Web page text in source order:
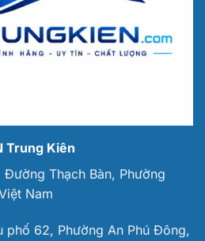
Trung Kiên
Thạch Bàn, Phường
Nam
phố 62, Phường An Phú Đông,